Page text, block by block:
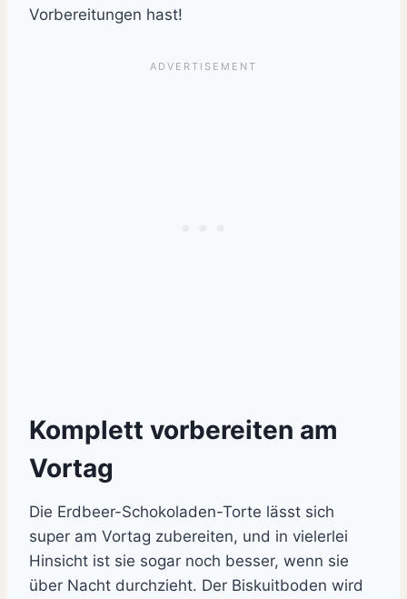
Vorbereitungen hast!
Komplett vorbereiten am
Vortag
Die Erdbeer-Schokoladen-Torte lässt sich
super am Vortag zubereiten, und in vielerlei
Hinsicht ist sie sogar noch besser, wenn sie
über Nacht durchzieht. Der Biskuitboden wird